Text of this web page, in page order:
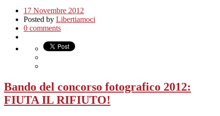
17 Novembre 2012
Posted by Libertiamoci
0 comments
Bando del concorso fotografico 2012:
FIUTA IL RIFIUTO!